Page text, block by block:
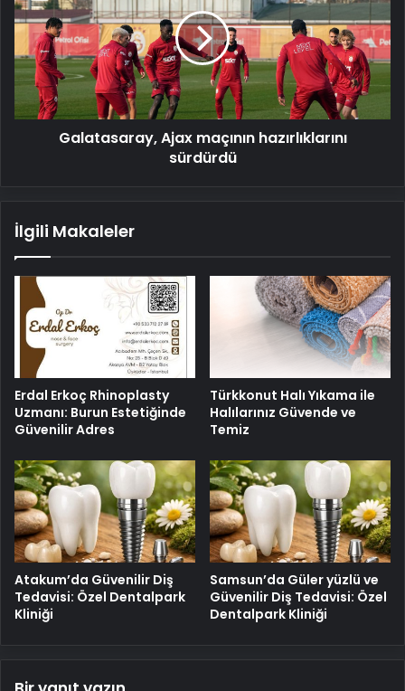
hazırlıklarını
sürdürdü
Galatasaray, Ajax maçının hazırlıklarını
sürdürdü
İlgili Makaleler
Erdal Erkoç Rhinoplasty
Uzmanı: Burun Estetiğinde
Güvenilir Adres
Türkkonut Halı Yıkama ile
Halılarınız Güvende ve
Temiz
Atakum’da Güvenilir Diş
Tedavisi: Özel Dentalpark
Kliniği
Samsun’da Güler yüzlü ve
Güvenilir Diş Tedavisi: Özel
Dentalpark Kliniği